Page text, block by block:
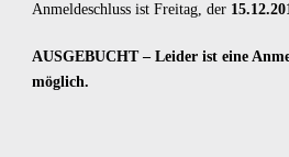
Anmeldeschluss ist Freitag, der
AUSGEBUCHT – Leider ist eine
möglich.